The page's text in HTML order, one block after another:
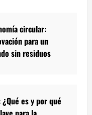
circular:
para un
sin residuos
¿Qué es y por qué